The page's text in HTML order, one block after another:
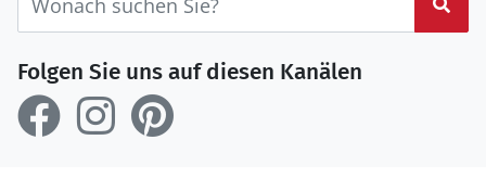
Folgen Sie uns auf diesen Kanälen